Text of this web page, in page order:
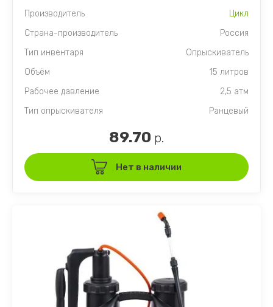
Производитель
Цикл
Страна-производитель
Россия
Тип инвентаря
Опрыскиватель
Объём
15 литров
Рабочее давление
2,5 атм
Тип опрыскивателя
Ранцевый
89.70 р.
Нет в наличии